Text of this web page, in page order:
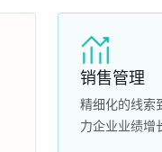
销售管理
精细化的线索
力企业业绩增